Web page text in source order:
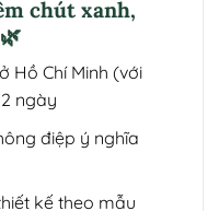
chút xanh,
Hồ Chí Minh (với
ngày
điệp ý nghĩa
kế theo mẫu